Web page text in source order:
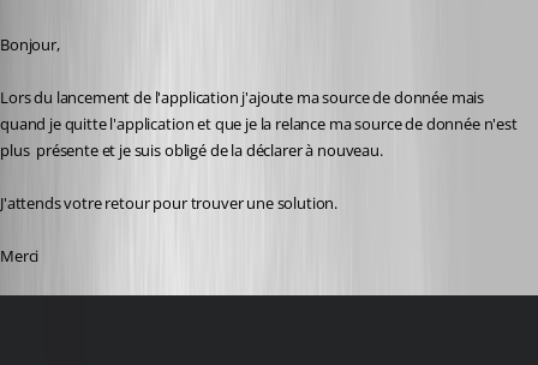
Bonjour,
Lors du lancement de l'application j'ajoute ma source de donnée mais
quand je quitte l'application et que je la relance ma source de donnée n'est
plus  présente et je suis obligé de la déclarer à nouveau.
J'attends votre retour pour trouver une solution.
Merci